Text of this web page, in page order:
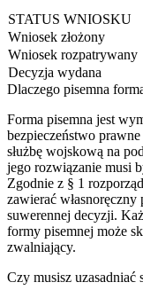
STATUS WNIOSKU
Wniosek złożony
Wniosek rozpatrywany
Decyzja wydana
Dlaczego pisemna
Forma pisemna jest
bezpieczeństwo
służbę wojskową na
jego rozwiązanie musi
Zgodnie z § 1
zawierać
suwerennej decyzji.
formy pisemnej może
zwalniający.
Czy musisz uzasadniać